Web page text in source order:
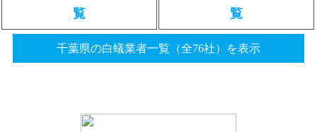
覧
覧
千葉県の白蟻業者一覧（全76社）を表示